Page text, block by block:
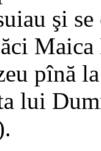
şi
pînă
lui